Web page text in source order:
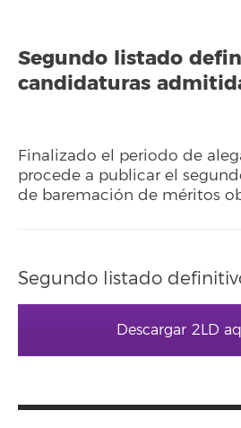
Segundo listado
candidaturas
Finalizado el periodo de
procede a publicar el
de baremación de méritos
Segundo listado
Descargar 2LD